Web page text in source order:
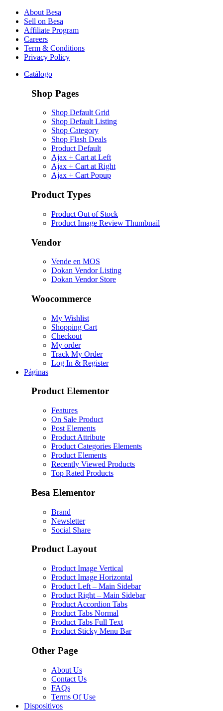
About Besa
Sell on Besa
Affiliate Program
Careers
Term & Conditions
Privacy Policy
Catálogo
Shop Pages
Shop Default Grid
Shop Default Listing
Shop Category
Shop Flash Deals
Product Default
Ajax + Cart at Left
Ajax + Cart at Right
Ajax + Cart Popup
Product Types
Product Out of Stock
Product Image Review Thumbnail
Vendor
Vende en MOS
Dokan Vendor Listing
Dokan Vendor Store
Woocommerce
My Wishlist
Shopping Cart
Checkout
My order
Track My Order
Log In & Register
Páginas
Product Elementor
Features
On Sale Product
Post Elements
Product Attribute
Product Categories Elements
Product Elements
Recently Viewed Products
Top Rated Products
Besa Elementor
Brand
Newsletter
Social Share
Product Layout
Product Image Vertical
Product Image Horizontal
Product Left – Main Sidebar
Product Right – Main Sidebar
Product Accordion Tabs
Product Tabs Normal
Product Tabs Full Text
Product Sticky Menu Bar
Other Page
About Us
Contact Us
FAQs
Terms Of Use
Dispositivos